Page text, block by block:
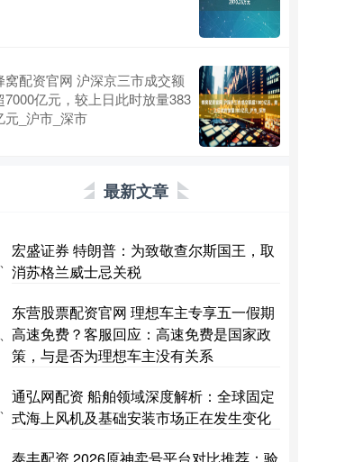
窝配资官网 沪深京三市成交额
7000亿元，较上日此时放量383
元_沪市_深市
最新文章
宏盛证券 特朗普：为致敬查尔斯国王，取
消苏格兰威士忌关税
东营股票配资官网 理想车主专享五一假期
高速免费？客服回应：高速免费是国家政
策，与是否为理想车主没有关系
通弘网配资 船舶领域深度解析：全球固定
式海上风机及基础安装市场正在发生变化